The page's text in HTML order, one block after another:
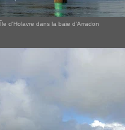
Île d'Holavre dans la baie d'Arradon